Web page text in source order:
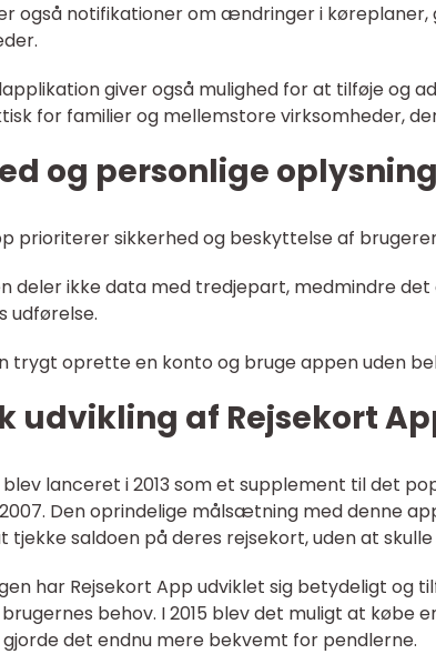
også notifikationer om ændringer i
giver også mulighed for at tilføje og
for familier og mellemstore virksomheder,
og personlige
prioriterer sikkerhed og beskyttelse af
deler ikke data med tredjepart, medmindre
udførelse.
trygt oprette en konto og bruge appen uden
udvikling af Rejsekort
blev lanceret i 2013 som et supplement til det
Den oprindelige målsætning med denne
tjekke saldoen på deres rejsekort, uden at
har Rejsekort App udviklet sig betydeligt og
behov. I 2015 blev det muligt at købe
det endnu mere bekvemt for pendlerne.